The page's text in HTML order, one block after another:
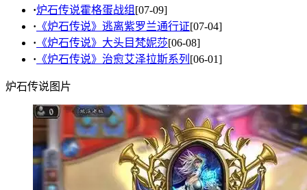
·炉石传说霍格蛋战组 [07-09]
· 《炉石传说》逃离紫罗兰通行证[07-04]
· 《炉石传说》大头目梵妮莎[06-08]
· 《炉石传说》治愈艾泽拉斯系列 [06-01]
炉石传说图片